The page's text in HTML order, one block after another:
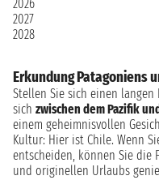
2026
2027
2028
Erkundung Patagoniens
Stellen Sie sich einen
sich zwischen dem Pazifik
einem geheimnisvollen
Kultur: Hier ist Chile. Wenn
entscheiden, können Sie die
und originellen Urlaubs